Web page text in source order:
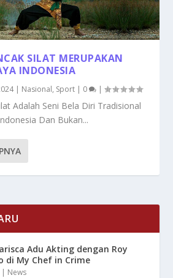
SILAT MERUPAKAN
INDONESIA
| Nasional, Sport | 0 |
Adalah Seni Bela Diri Tradisional
Dan Bukan...
Adu Akting dengan Roy
di My Chef in Crime
| News